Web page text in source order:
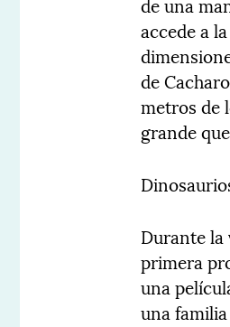
accede a
de
metros de
grande
Durante la
primera
una
una